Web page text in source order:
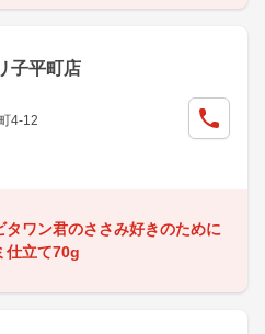
子平町店
4-12
タワン君のささみ好きのために
仕立て70g